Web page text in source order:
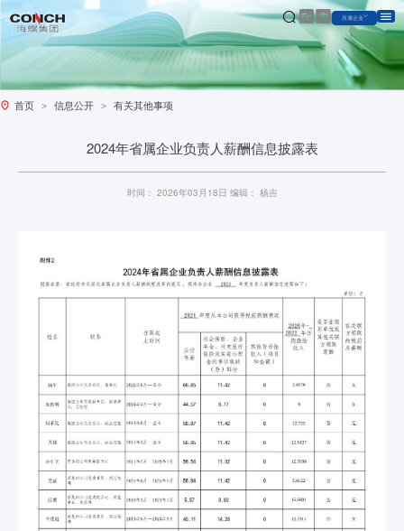
|
首页 > 信息公开 > 有关其他事项
2024年省属企业负责人薪酬信息披露表
时间： 2026年03月18日 编辑： 杨吉